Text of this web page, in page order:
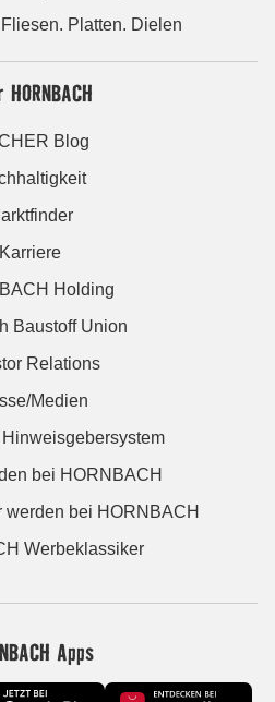
Platten. Dielen
Blog
Karriere
Holding
Baustoff Union
Relations
Medien
bei HORNBACH
werden bei HORNBACH
Werbeklassiker
Apps